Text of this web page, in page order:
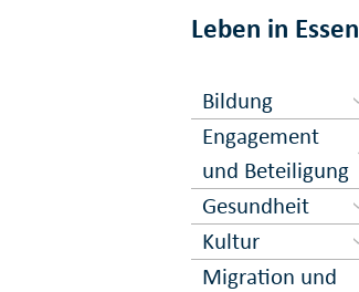
Leben in Essen
Bildung
Engagement
und Beteiligung
Gesundheit
Kultur
Migration und